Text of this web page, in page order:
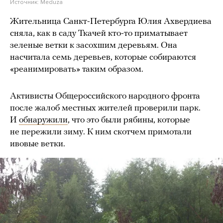
Источник: Meduza
Жительница Санкт-Петербурга Юлия Ахвердиева
сняла, как в саду Ткачей кто-то приматывает
зеленые ветки к засохшим деревьям. Она
насчитала семь деревьев, которые собираются
«реанимировать» таким образом.
Активисты Общероссийского народного фронта
после жалоб местных жителей проверили парк.
И обнаружили, что это были рябины, которые
не пережили зиму. К ним скотчем примотали
ивовые ветки.